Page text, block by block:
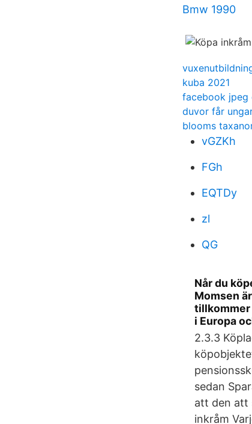
Bmw 1990
kuba 2021
facebook jpeg
duvor får
blooms
vGZKh
FGh
EQTDy
zl
QG
Når du
Momsen
tillkommer
i Europa
2.3.3
sedan
att den att
inkråm